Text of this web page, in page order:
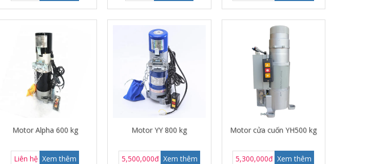
Motor Alpha 600 kg
Liên hệ Xem thêm
Motor YY 800 kg
5,500,000đ Xem thêm
Motor cửa cuốn YH500 kg
5,300,000đ Xem thêm